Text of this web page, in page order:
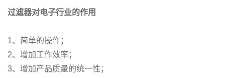
过滤器对电子行业的作用
1、简单的操作；
2、增加工作效率；
3、增加产品质量的统一性；